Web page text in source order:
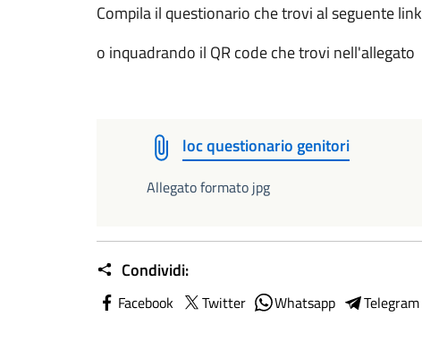
Compila il questionario che trovi al seguente link
o inquadrando il QR code che trovi nell'allegato
loc questionario genitori
Allegato formato jpg
Condividi:
Facebook Twitter Whatsapp Telegram